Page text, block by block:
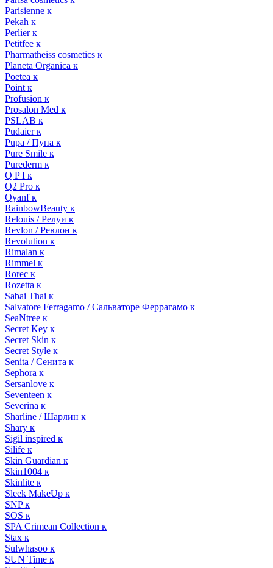
Parisienne к
Pekah к
Perlier к
Petitfee к
Pharmatheiss cosmetics к
Planeta Organica к
Poetea к
Point к
Profusion к
Prosalon Med к
PSLAB к
Pudaier к
Pupa / Пупа к
Pure Smile к
Purederm к
Q P I к
Q2 Pro к
Qyanf к
RainbowBeauty к
Relouis / Релуи к
Revlon / Ревлон к
Revolution к
Rimalan к
Rimmel к
Rorec к
Rozetta к
Sabai Thai к
Salvatore Ferragamo / Сальваторе Феррагамо к
SeaNtree к
Secret Key к
Secret Skin к
Secret Style к
Senita / Сенита к
Sephora к
Sersanlove к
Seventeen к
Severina к
Sharline / Шарлин к
Shary к
Sigil inspired к
Silife к
Skin Guardian к
Skin1004 к
Skinlite к
Sleek MakeUp к
SNP к
SOS к
SPA Crimean Collection к
Stax к
Sulwhasoo к
SUN Time к